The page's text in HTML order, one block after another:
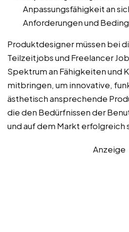
Anpassungsfähigkeit an
Anforderungen und
Produktdesigner müssen bei
Teilzeitjobs und Freelancer
Spektrum an Fähigkeiten und
mitbringen, um innovative,
ästhetisch ansprechende
die den Bedürfnissen der
und auf dem Markt erfolgreich
Anzeige